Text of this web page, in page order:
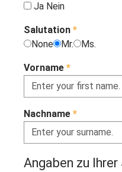
Ja Nein
Salutation *
None
Mr. Ms.
Vorname *
Nachname *
Angaben zu